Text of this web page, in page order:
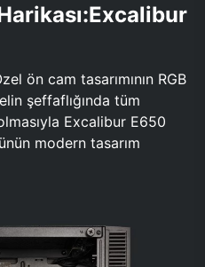
ön cam tasarımının RGB
şeffaflığında tüm
Excalibur E650
modern tasarım